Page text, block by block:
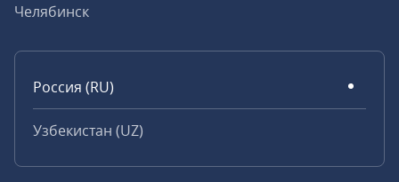
Челябинск
Россия (RU)
Узбекистан (UZ)